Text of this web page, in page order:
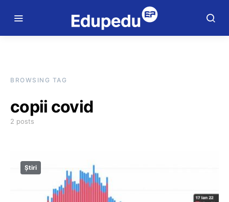
BROWSING TAG
copii covid
2 posts
Știri